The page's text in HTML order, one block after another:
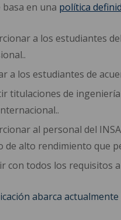
en una política
a los estudiantes
a los estudiantes de
titulaciones de
al personal del
de alto rendimiento que
con todos los requisitos
abarca